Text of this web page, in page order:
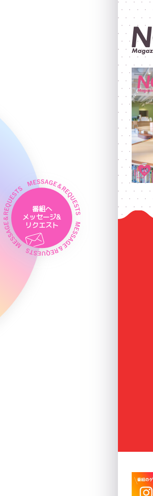
番組へ
メッセージ&
リクエスト